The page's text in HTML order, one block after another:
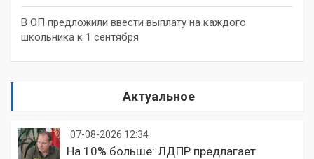
В ОП предложили ввести выплату на каждого
школьника к 1 сентября
Актуальное
07-08-2026 12:34
На 10% больше: ЛДПР предлагает